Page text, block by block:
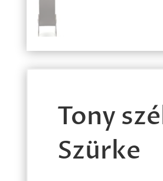
Tony
Szürke